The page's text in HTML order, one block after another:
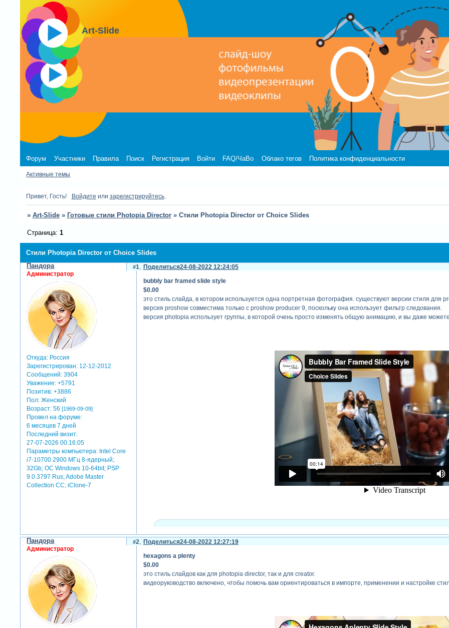
Art-Slide
Форум Участники Правила Поиск Регистрация Войти FAQ/ЧаВо Облако тегов Политика конфиденциальности
Активные темы
Привет, Гость! Войдите или зарегистрируйтесь.
» Art-Slide » Готовые стили Photopia Director » Стили Photopia Director от Choice Slides
Стили Photopia Director от Choice Slides
Страница: 1
Поделиться
1 24-08-2022 12:24:05
Пандора
Администратор
Откуда: Россия
Зарегистрирован: 12-12-2012
Сообщений: 3904
Уважение: +5791
Позитив: +3886
Пол: Женский
Возраст: 56[1969-09-09]
Провел на форуме:
6 месяцев 7 дней
Последний визит:
27-07-2026 00:16:05
Параметры компьютера: Intel Core
i7-10700 2900 МГц 8-ядерный;
32Gb; ОС Windows 10-64bit; PSP
9.0.3797 Rus; Adobe Master
Collection СС; iClone-7
bubbly bar framed slide style
$0.00
это стиль слайда, в котором используется одна портретная фотография. существуют версии стиля для
версия proshow совместима только с proshow producer 9, поскольку она использует фильтр следования.
версия photopia использует группы, в которой очень просто изменять общую анимацию, и вы даже
для просмотра скрытого текста -
теги: стиль photopia director
Поделиться
2 24-08-2022 12:27:19
Пандора
Администратор
hexagons a plenty
$0.00
это стиль слайдов как для photopia director, так и для creator.
видеоруководство включено, чтобы помочь вам ориентироваться в импорте, применении и настройке